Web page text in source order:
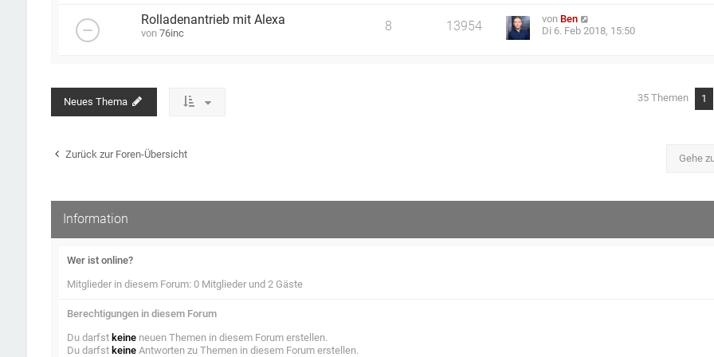
Rolladenantrieb mit Alexa
von 76inc 8 13954
von Ben
Di 6. Feb 2018, 15:50
Neues Thema 35 Themen 1
Zurück zur Foren-Übersicht Gehe
Information
Wer ist online?
Mitglieder in diesem Forum: 0 Mitglieder und 2 Gäste
Berechtigungen in diesem Forum
Du darfst keineneuen Themen in diesem Forum erstellen.
Du darfst keineAntworten zu Themen in diesem Forum erstellen.